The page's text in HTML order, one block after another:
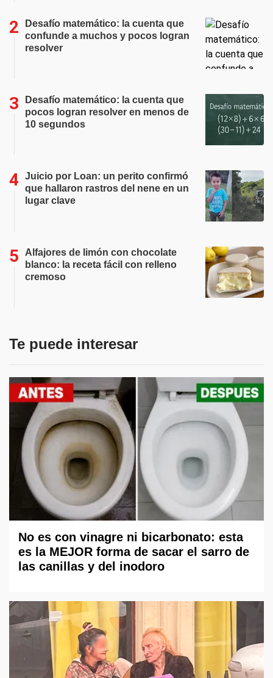
Desafío matemático: la cuenta que
confunde a muchos y pocos logran
resolver
Desafío matemático: la cuenta que
pocos logran resolver en menos de
10 segundos
Juicio por Loan: un perito confirmó
que hallaron rastros del nene en un
lugar clave
Alfajores de limón con chocolate
blanco: la receta fácil con relleno
cremoso
Te puede interesar
No es con vinagre ni bicarbonato: esta
es la MEJOR forma de sacar el sarro de
las canillas y del inodoro